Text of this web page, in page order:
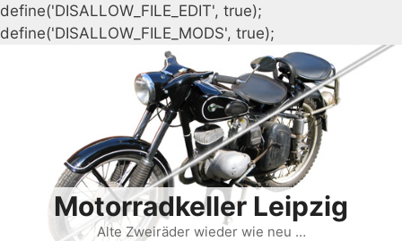
define('DISALLOW_FILE_EDIT', true);
define('DISALLOW_FILE_MODS', true);
Inhalt
springen
Motorradkeller Leipzig
Alte Zweiräder wieder wie neu …